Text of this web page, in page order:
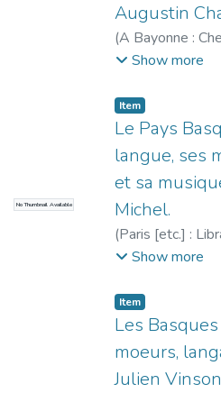
Augustin
(A Bayonne :
1847)Chaho,
Show more
No Thumbnail Available
Item
Le Pays
langue, ses
et sa
Michel.
(Paris [etc.] :
Fils et Cie [etc.],
Show more
Item
Les
moeurs,
Julien